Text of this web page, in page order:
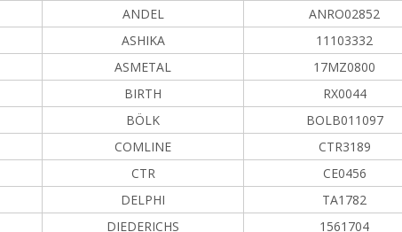
ANDEL
ANRO02852
ASHIKA
11103332
ASMETAL
17MZ0800
BIRTH
RX0044
BÖLK
BOLB011097
COMLINE
CTR3189
CTR
CE0456
DELPHI
TA1782
DIEDERICHS
1561704